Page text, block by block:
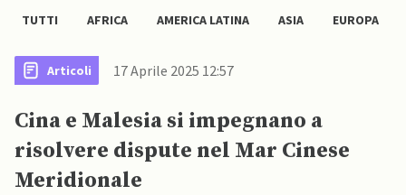
TUTTI AFRICA AMERICA LATINA ASIA EUROPA
Articoli 17 Aprile 2025 12:57
Cina e Malesia si impegnano a
risolvere dispute nel Mar Cinese
Meridionale